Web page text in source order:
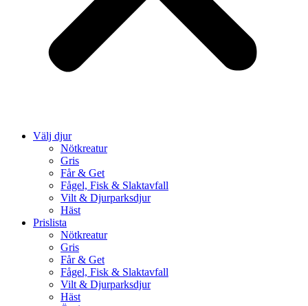
Välj djur
Nötkreatur
Gris
Får & Get
Fågel, Fisk & Slaktavfall
Vilt & Djurparksdjur
Häst
Prislista
Nötkreatur
Gris
Får & Get
Fågel, Fisk & Slaktavfall
Vilt & Djurparksdjur
Häst